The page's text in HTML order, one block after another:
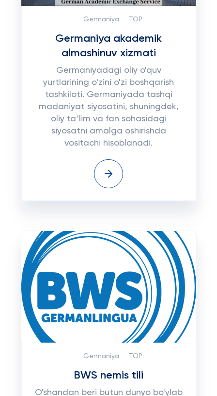
Germaniya TOP:
Germaniya akademik
almashinuv xizmati
Germaniyadagi oliy o'quv
yurtlarining o'zini o'zi boshqarish
tashkiloti. Germaniyada tashqi
madaniyat siyosatini, shuningdek,
oliy taʼlim va fan sohasidagi
siyosatni amalga oshirishda
vositachi hisoblanadi.
Germaniya TOP:
BWS nemis tili
O'shandan beri butun dunyo bo'ylab